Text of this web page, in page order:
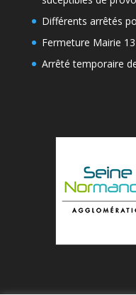
Différents arrêtés
Fermeture Mairie
Arrêté temporaire